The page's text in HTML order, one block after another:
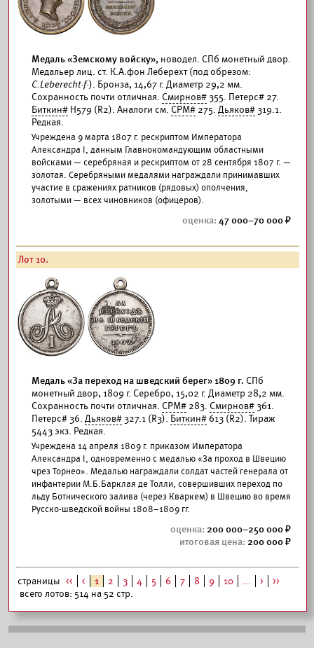
Медаль «Земскому войску», новодел. СПб монетный двор.
Медальер лиц. ст. К.А.фон Леберехт (под обрезом:
C.Leberecht·f·). Бронза, 14,67 г. Диаметр 29,2 мм.
Сохранность почти отличная. Смирнов#355. Петерс# 27.
Биткин# Н579 (R2). Аналоги см. СРМ# 275. Дьяков#319.1.
Редкая.
Учреждена 9 марта 1807 г. рескриптом Императора
Александра I, данным Главнокомандующим областными
войсками — серебряная и рескриптом от 28 сентября 1807 г. —
золотая. Серебряными медалями награждали принимавших
участие в сражениях ратников (рядовых) ополчения,
золотыми — всех чиновников (офицеров).
47 000–70 000
Лот 10.
Медаль «За переход на шведский берег» 1809 г. СПб
монетный двор, 1809 г. Серебро, 15,02 г. Диаметр 28,2 мм.
Сохранность почти отличная. СРМ# 283. Смирнов#361.
Петерс# 36. Дьяков#327.1 (R3). Биткин# 613 (R2). Тираж
5443 экз. Редкая.
Учреждена 14 апреля 1809 г. приказом Императора
Александра I, одновременно с медалью «За проход в Швецию
чрез Торнео». Медалью награждали солдат частей генерала от
инфантерии М.Б.Барклая де Толли, совершивших переход по
льду Ботнического залива (через Кваркем) в Швецию во время
Русско-шведской войны 1808–1809 гг.
200 000–250 000
200 000
страницы << < 1 2 3 4 5 6 7 8 9 10 ... >
>>
всего лотов: 514 на 52 стр.